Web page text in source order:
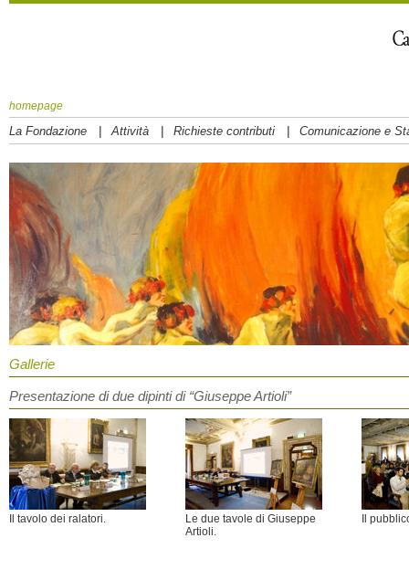
homepage
La Fondazione | Attività | Richieste contributi | Comunicazione e
Gallerie
Presentazione di due dipinti di “Giuseppe Artioli”
Il tavolo dei ralatori.
Le due tavole di Giuseppe
Artioli.
Il